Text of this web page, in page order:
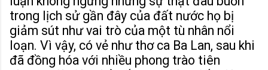
trong lịch sử gần đây của đất nước họ bị
giảm sút như vai trò của một tù nhân nổi
loạn. Vì vậy, có vẻ như thơ ca Ba Lan, sau khi
đã đồng hóa với nhiều phong trào tiên